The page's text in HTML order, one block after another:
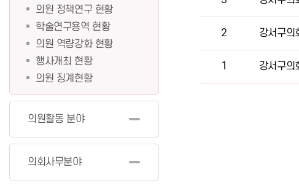
의원 정책연구 현황
학술연구용역 현황
의원 역량강화 현황
행사개최 현황
의원 징계현황
의원활동 분야
의회사무분야
2 강서구의
1 강서구의